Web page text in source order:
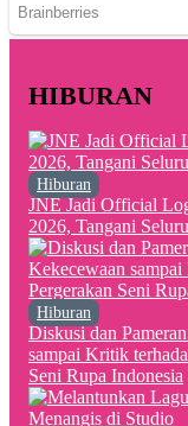
HIBURAN
Hiburan
JNE Jadi Official
2026, Tangani
Hiburan
Diskusi dan
sampai Kritik
Seni Rupa Indonesia